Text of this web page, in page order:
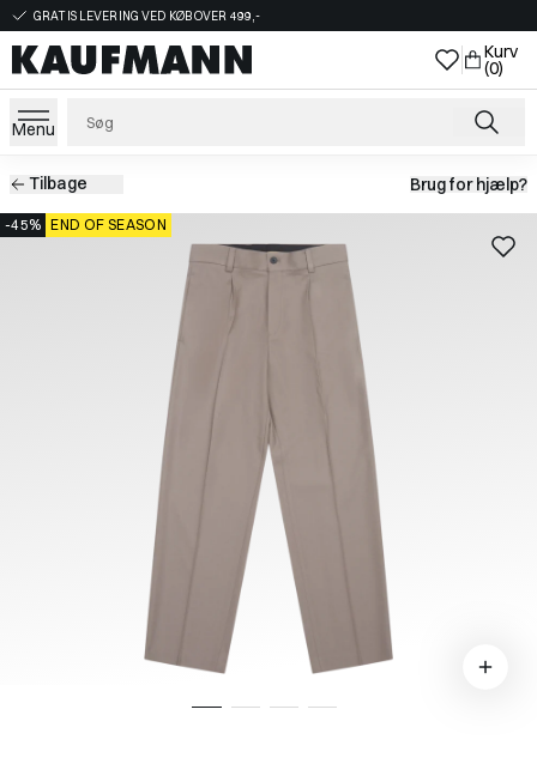
GRATIS LEVERING VED KØB OVER 499,-
Kurv
(0)
Menu
Tilbage Brug for hjælp?
-45% END OF SEASON